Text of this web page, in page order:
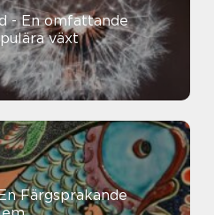
- En omfattande
växt
Färgsprakande